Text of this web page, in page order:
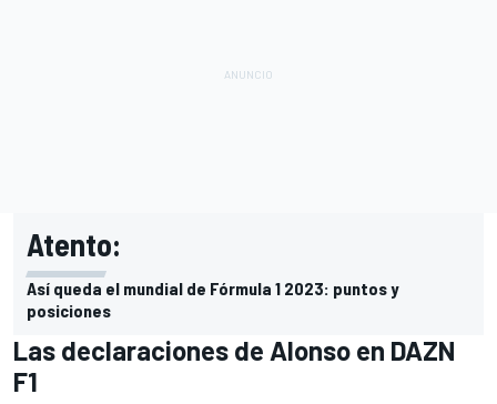
Atento:
Así queda el mundial de Fórmula 1 2023: puntos y
posiciones
Las declaraciones de Alonso en DAZN
F1